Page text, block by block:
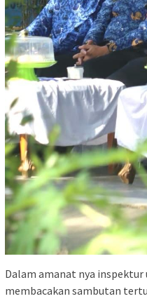
Dalam amanat nya
membacakan sambutan